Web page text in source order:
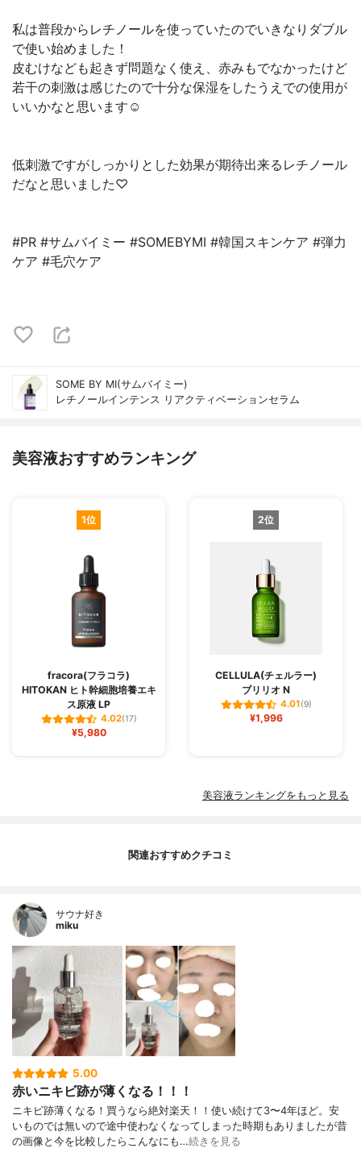
⁡私は普段からレチノールを使っていたのでいきなりダブル
で使い始めました⁡！
⁡皮むけなども起きず問題なく使え、赤みもでなかったけど
若干の刺激は感じたので十分な保湿をしたうえでの使用が
いいかなと思います☺️⁡
⁡低刺激ですがしっかりとした効果が期待出来るレチノール
だなと思いました♡⁡⁡
⁡#PR #サムバイミー #SOMEBYMI #韓国スキンケア #弾力
ケア #毛穴ケア⁡
SOME BY MI(サムバイミー)
レチノールインテンス リアクティベーションセラム
美容液おすすめランキング
1位
fracora(フラコラ)
HITOKAN ヒト幹細胞培養エキ
ス原液 LP
4.02(17)
¥5,980
2位
CELLULA(チェルラー)
ブリリオ N
4.01(9)
¥1,996
美容液ランキングをもっと見る
関連おすすめクチコミ
サウナ好き
miku
5.00
赤いニキビ跡が薄くなる！！！
ニキビ跡薄くなる！買うなら絶対楽天！！使い続けて3〜4年ほど。安
いものでは無いので途中使わなくなってしまった時期もありましたが昔
の画像と今を比較したらこんなにも…続きを見る